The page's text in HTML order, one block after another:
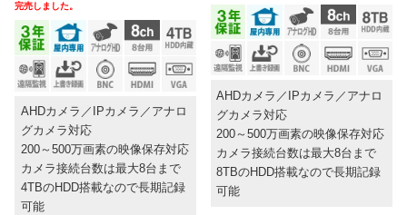
完売しました。
AHDカメラ／IPカメラ／アナロ
グカメラ対応
200～500万画素の映像保存対応
カメラ接続台数は最大8台まで
4TBのHDD搭載なので長期記録
可能
AHDカメラ／IPカメラ／アナロ
グカメラ対応
200～500万画素の映像保存対応
カメラ接続台数は最大8台まで
8TBのHDD搭載なので長期記録
可能